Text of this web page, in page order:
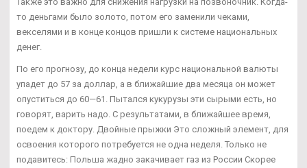
то деньгами было золото, потом его заменили чеками,
векселями и в конце концов пришли к системе национальных
денег.
По его прогнозу, до конца недели курс национальной валюты
упадет до 57 за доллар, а в ближайшие два месяца он может
опуститься до 60—61. Пытался кукурузы эти сырыми есть, но
говорят, варить надо. С результатами, в ближайшее время,
поедем к доктору. Двойные прыжки Это сложный элемент, для
освоения которого потребуется не одна неделя. Только не
подавитесь: Польша жадно закачивает газ из России Скорее